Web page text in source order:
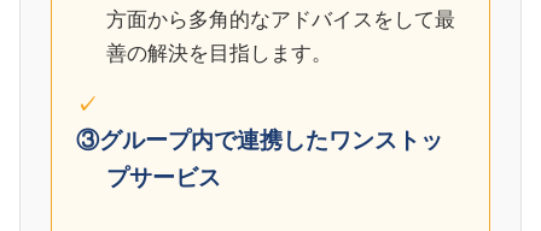
方面から多角的なアドバイスをして最
善の解決を目指します。
③グループ内で連携したワンストッ
プサービス